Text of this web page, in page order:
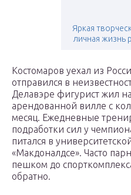
Яркая
личная жизнь
Костомаров уехал из
отправился в
Делавэре фигурист жил
арендованной вилле с
месяц. Ежедневные
подработки сил у
питался в
«Макдоналдсе». Часто
пешком до
обратно.